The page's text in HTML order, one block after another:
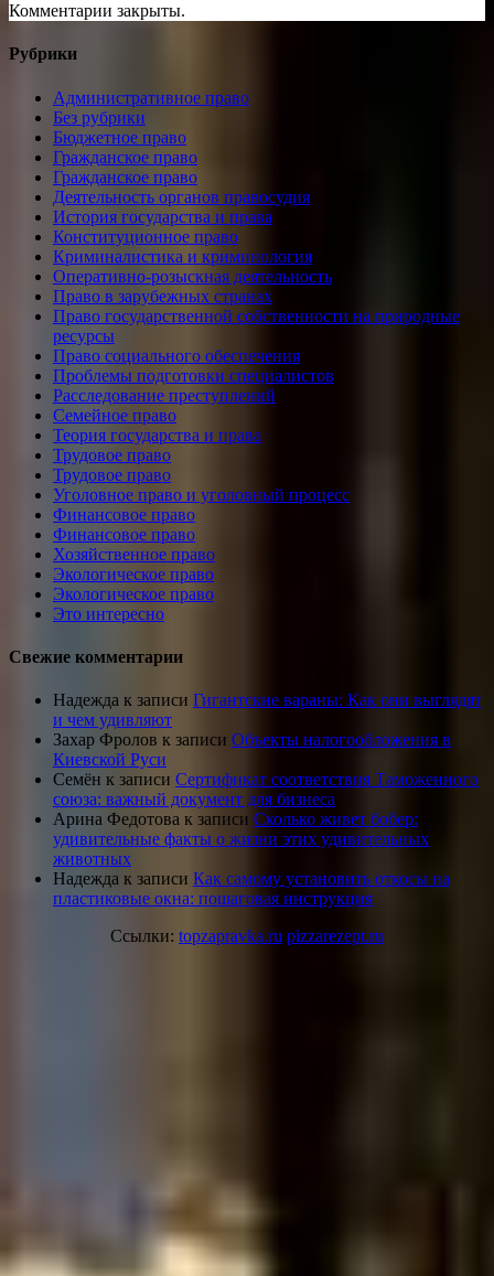
Комментарии закрыты.
Рубрики
Административное право
Без рубрики
Бюджетное право
Гражданское право
Гражданское право
Деятельность органов правосудия
История государства и права
Конституционное право
Криминалистика и криминология
Оперативно-розыскная деятельность
Право в зарубежных странах
Право государственной собственности на природные
ресурсы
Право социального обеспечения
Проблемы подготовки специалистов
Расследование преступлений
Семейное право
Теория государства и права
Трудовое право
Трудовое право
Уголовное право и уголовный процесс
Финансовое право
Финансовое право
Хозяйственное право
Экологическое право
Экологическое право
Это интересно
Свежие комментарии
Надежда к записи Гигантские вараны: Как они выглядят
и чем удивляют
Захар Фролов к записи Объекты налогообложения в
Киевской Руси
Семён к записи Сертификат соответствия Таможенного
союза: важный документ для бизнеса
Арина Федотова к записи Сколько живет бобер:
удивительные факты о жизни этих удивительных
животных
Надежда к записи Как самому установить откосы на
пластиковые окна: пошаговая инструкция
Ссылки: topzapravka.ru pizzarezept.ru